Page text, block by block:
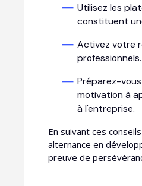
Utilisez les
constituent
Activez votre
Préparez-
motivation à
à l'entreprise.
En suivant ces
alternance en
preuve de